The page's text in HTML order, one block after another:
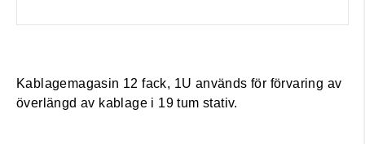
Kablagemagasin 12 fack, 1U används för förvaring av
överlängd av kablage i 19 tum stativ.